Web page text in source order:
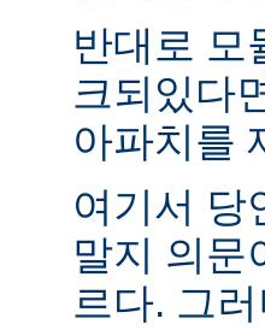
반대로 모
크되있다
아파치를
여기서 당
말지 의문
르다. 그